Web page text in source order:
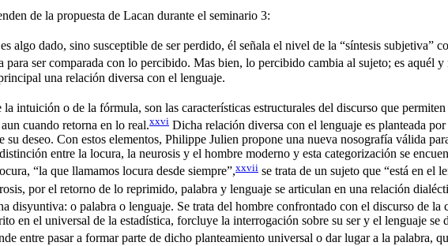
de la propuesta de Lacan durante el seminario 3:
algo dado, sino susceptible de ser perdido, él señala el nivel de la “síntesis subjetiva”
para ser comparada con lo percibido. Mas bien, lo percibido cambia al sujeto; es aquél
una relación diversa con el lenguaje.
intuición o de la fórmula, son las características estructurales del discurso que
cuando retorna en lo real.xxvi Dicha relación diversa con el lenguaje es planteada
deseo. Con estos elementos, Philippe Julien propone una nueva nosografía válida
entre la locura, la neurosis y el hombre moderno y esta categorización se
“la que llamamos locura desde siempre”,xxvii se trata de un sujeto que “está en el
por el retorno de lo reprimido, palabra y lenguaje se articulan en una relación
disyuntiva: o palabra o lenguaje. Se trata del hombre confrontado con el discurso de
en el universal de la estadística, forcluye la interrogación sobre su ser y el lenguaje se
entre pasar a formar parte de dicho planteamiento universal o dar lugar a la palabra,